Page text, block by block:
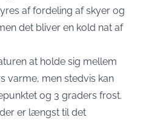
af fordeling af skyer og
det bliver en kold nat af
at holde sig mellem
varme, men stedvis kan
og 3 graders frost.
er længst til det